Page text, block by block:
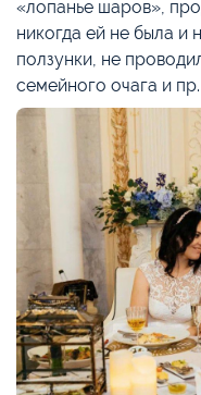
«лопанье шаров»,
никогда ей не была и
ползунки, не
семейного очага и пр.